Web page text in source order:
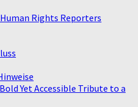
Rights Reporters
Yet Accessible Tribute to a